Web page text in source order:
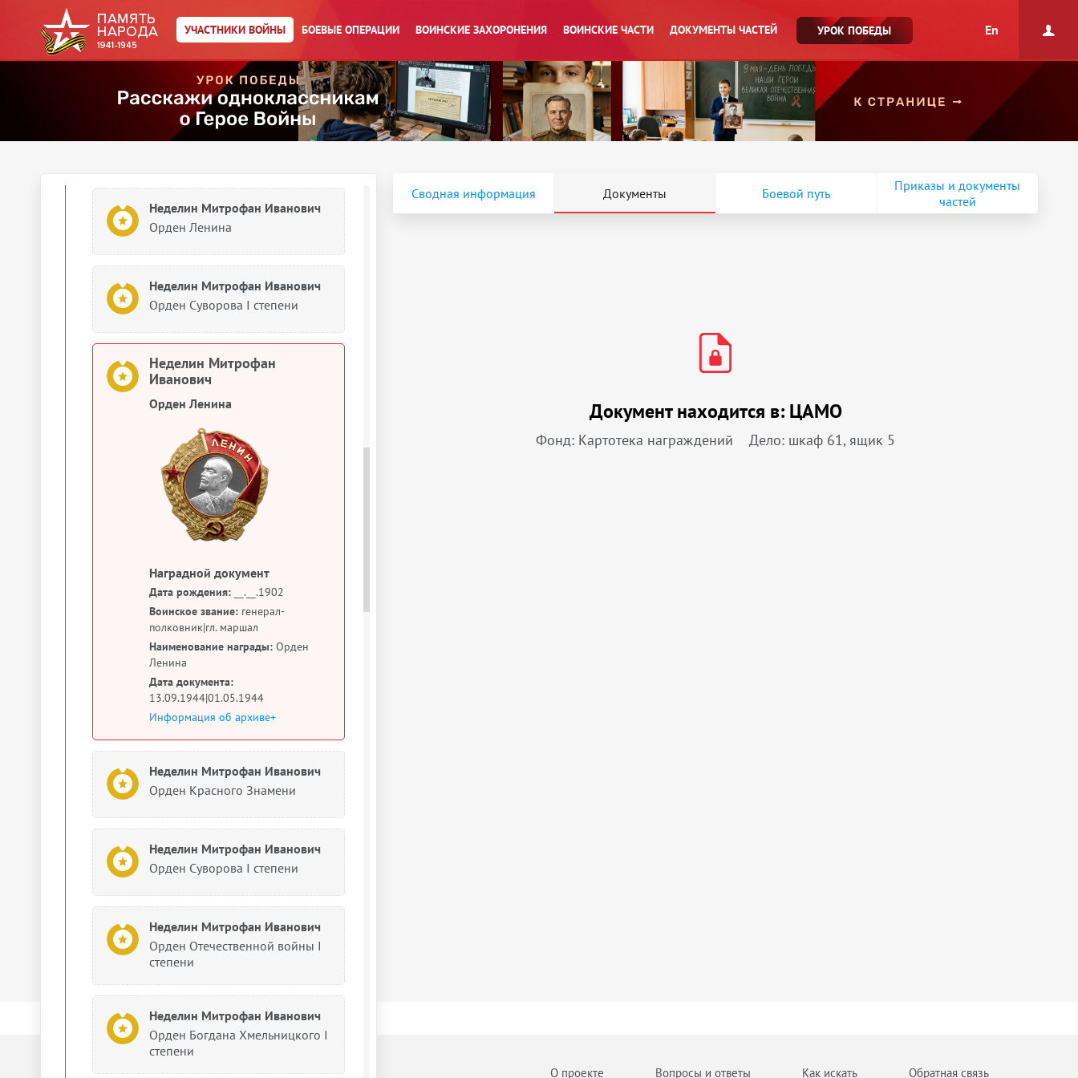
УЧАСТНИКИ ВОЙНЫ БОЕВЫЕ ОПЕРАЦИИ ВОИНСКИЕ ЗАХОРОНЕНИЯ ВОИНСКИЕ ЧАСТИ ДОКУМЕНТЫ ЧАСТЕЙ УРОК ПОБЕДЫ En
Неделин Митрофан Иванович
Орден Отечественной войны I
Неделин Митрофан Иванович
Неделин Митрофан Иванович
Орден Ленина
Неделин Митрофан Иванович
Орден Суворова I степени
Неделин Митрофан
Иванович
Орден Ленина
Наградной документ
Дата рождения: __.__.1902
Воинское звание: генерал-
полковник|гл. маршал
Наименование награды: Орден
Ленина
Дата документа:
13.09.1944|01.05.1944
Информация об архиве+
Неделин Митрофан Иванович
Орден Красного Знамени
Неделин Митрофан Иванович
Орден Суворова I степени
Неделин Митрофан Иванович
Орден Отечественной войны I
степени
Неделин Митрофан Иванович
Орден Богдана Хмельницкого I
степени
Сводная информация Документы Боевой путь
Приказы и документы
частей
Документ находится в: ЦАМО
Фонд: Картотека награждений Дело: шкаф 61, ящик 5
О проекте Вопросы и ответы Как искать Обратная связь